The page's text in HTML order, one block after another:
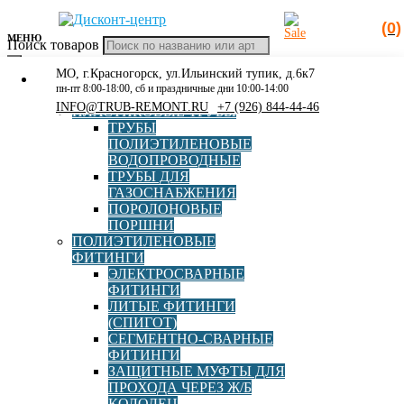
(0)
Поиск товаров
МЕНЮ
КАТАЛОГ
РАСПРОДАЖА
ПЛАСТИКОВЫЕ ТРУБЫ
ТРУБЫ
ПОЛИЭТИЛЕНОВЫЕ
ВОДОПРОВОДНЫЕ
ТРУБЫ ДЛЯ
ГАЗОСНАБЖЕНИЯ
ПОРОЛОНОВЫЕ
ПОРШНИ
ПОЛИЭТИЛЕНОВЫЕ
ФИТИНГИ
ЭЛЕКТРОСВАРНЫЕ
ФИТИНГИ
ЛИТЫЕ ФИТИНГИ
(СПИГОТ)
СЕГМЕНТНО-СВАРНЫЕ
ФИТИНГИ
ЗАЩИТНЫЕ МУФТЫ ДЛЯ
ПРОХОДА ЧЕРЕЗ Ж/Б
МО, г.Красногорск, ул.Ильинский тупик, д.6к7
пн-пт 8:00-18:00, сб и праздничные дни 10:00-14:00
INFO@TRUB-REMONT.RU +7 (926) 844-44-46
Главная »Каталог» Полиэтиленовые фитинги
фитинги (СПИГОТ) »Тройник ПЭ100 SDR17 d160 СПИГОТ
Тройник ПЭ100 SDR17 d160
СПИГОТ
Страна
Диаметр, мм
SDR 17